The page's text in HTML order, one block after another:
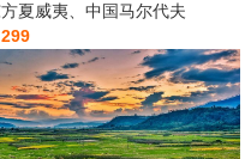
夏威夷、中国马尔代夫
299